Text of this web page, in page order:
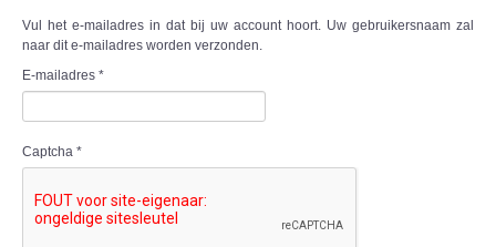
Vul het e-mailadres in dat bij uw account hoort. Uw gebruikersnaam zal
naar dit e-mailadres worden verzonden.
E-mailadres *
Captcha *